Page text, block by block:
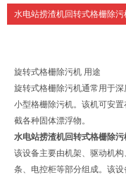
水电站捞渣机回转式格栅除污
旋转式格栅除污机 用途
旋转式格栅除污机通常用于
小型格栅除污机。该机可安
截各种固体漂浮物。
水电站捞渣机回转式格栅除污
该设备主要由机架、驱动机
条、电控柜等部分组成。该设